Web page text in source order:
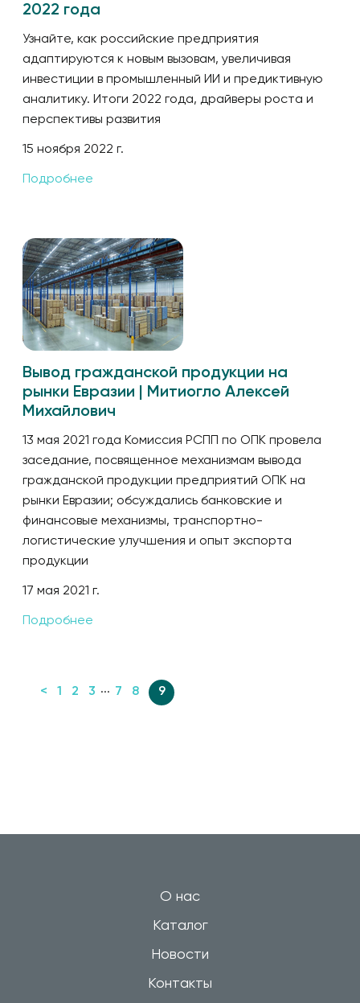
2022 года
Узнайте, как российские предприятия
адаптируются к новым вызовам, увеличивая
инвестиции в промышленный ИИ и предиктивную
аналитику. Итоги 2022 года, драйверы роста и
перспективы развития
15 ноября 2022 г.
Подробнее
Вывод гражданской продукции на
рынки Евразии | Митиогло Алексей
Михайлович
13 мая 2021 года Комиссия РСПП по ОПК провела
заседание, посвященное механизмам вывода
гражданской продукции предприятий ОПК на
рынки Евразии; обсуждались банковские и
финансовые механизмы, транспортно-
логистические улучшения и опыт экспорта
продукции
17 мая 2021 г.
Подробнее
< 1 2 3 ... 7 8 9
О нас
Каталог
Новости
Контакты